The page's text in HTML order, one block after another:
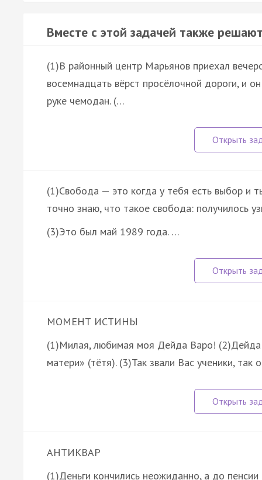
Вместе с этой задачей также
(1)В районный центр Марьянов приехал
восемнадцать вёрст просёлочной дороги, и
руке чемодан. (…
(1)Свобода — это когда у тебя есть выбор и
точно знаю, что такое свобода: получилось
(3)Это был май 1989 года. …
МОМЕНТ ИСТИНЫ
(1)Милая, любимая моя Дейда Варо! (2)Дейда
матери» (тётя). (3)Так звали Вас ученики,
АНТИКВАР
(1)Деньги кончились неожиданно, а до